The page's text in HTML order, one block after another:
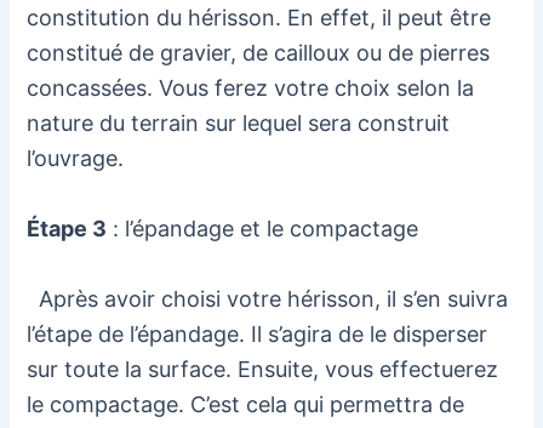
constitution du hérisson. En effet, il peut être
constitué de gravier, de cailloux ou de pierres
concassées. Vous ferez votre choix selon la
nature du terrain sur lequel sera construit
l’ouvrage.
Étape 3 : l’épandage et le compactage
Après avoir choisi votre hérisson, il s’en suivra
l’étape de l’épandage. Il s’agira de le disperser
sur toute la surface. Ensuite, vous effectuerez
le compactage. C’est cela qui permettra de